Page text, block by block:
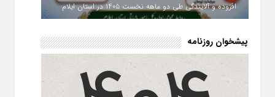
افزوده و آلایندگی طی دو ماهه نخست ۱۴۰۵ در استان ایلام
پیشخوان روزنامه